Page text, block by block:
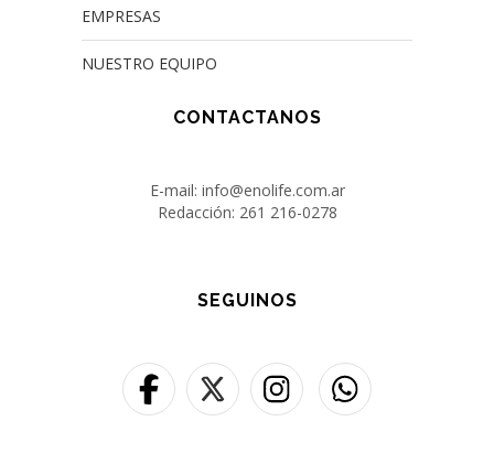
EMPRESAS
NUESTRO EQUIPO
CONTACTANOS
E-mail: info@enolife.com.ar
Redacción: 261 216-0278
SEGUINOS